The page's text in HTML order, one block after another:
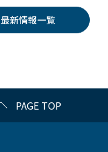
最新情報一覧
PAGE TOP